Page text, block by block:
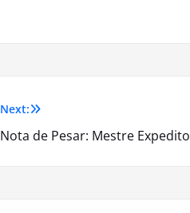
Next:
Nota de Pesar: Mestre Expedito